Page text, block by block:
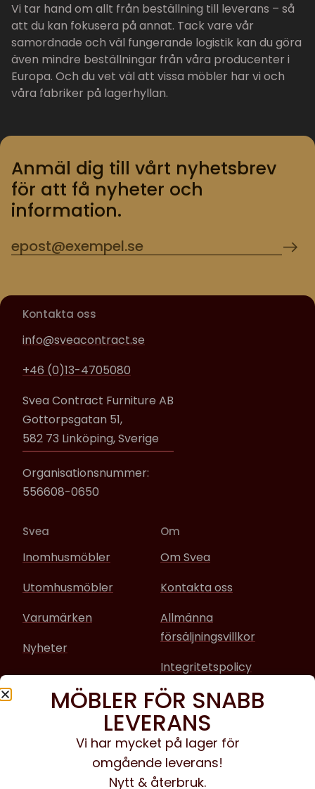
Vi tar hand om allt från beställning till leverans – så
att du kan fokusera på annat. Tack vare vår
samordnade och väl fungerande logistik kan du göra
även mindre beställningar från våra producenter i
Europa. Och du vet väl att vissa möbler har vi och
våra fabriker på lagerhyllan.
Anmäl dig till vårt nyhetsbrev
för att få nyheter och
information.
Kontakta oss
info@sveacontract.se
+46 (0)13-4705080
Svea Contract Furniture AB
Gottorpsgatan 51,
582 73 Linköping, Sverige
Organisationsnummer:
556608-0650
Svea
Inomhusmöbler
Utomhusmöbler
Varumärken
Nyheter
Om
Om Svea
Kontakta oss
Allmänna
försäljningsvillkor
Integritetspolicy
Sociala media
Facebook
Instagram
MÖBLER FÖR SNABB
LEVERANS
Vi har mycket på lager för
omgående leverans!
Nytt & återbruk.